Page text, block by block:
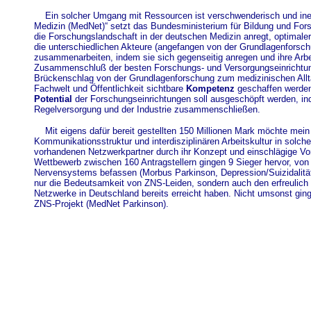
Ein solcher Umgang mit Ressourcen ist verschwenderisch und
Medizin (MedNet)“ setzt das Bundesministerium für Bildung und
die Forschungslandschaft in der deutschen Medizin anregt,
die unterschiedlichen Akteure (angefangen von der
zusammenarbeiten, indem sie sich gegenseitig anregen und ihre
Zusammenschluß der besten Forschungs- und
Brückenschlag von der Grundlagenforschung zum medizinischen
Fachwelt und Öffentlichkeit sichtbare Kompetenz geschaffen
Potential der Forschungseinrichtungen soll ausgeschöpft werden,
Regelversorgung und der Industrie zusammenschließen.
Mit eigens dafür bereit gestellten 150 Millionen Mark möchte
Kommunikationsstruktur und interdisziplinären Arbeitskultur in
vorhandenen Netzwerkpartner durch ihr Konzept und einschlägige
Wettbewerb zwischen 160 Antragstellern gingen 9 Sieger hervor,
Nervensystems befassen (Morbus Parkinson, Depression/
nur die Bedeutsamkeit von ZNS-Leiden, sondern auch den
Netzwerke in Deutschland bereits erreicht haben. Nicht umsonst
ZNS-Projekt (MedNet Parkinson).